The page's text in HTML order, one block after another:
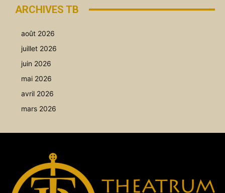
ARCHIVES TB
août 2026
juillet 2026
juin 2026
mai 2026
avril 2026
mars 2026